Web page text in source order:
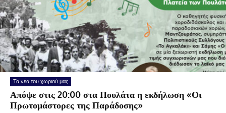
Τα νέα του χωριού μας
Απόψε στις 20:00 στα Πουλάτα η εκδήλωση «Οι
Πρωτομάστορες της Παράδοσης»